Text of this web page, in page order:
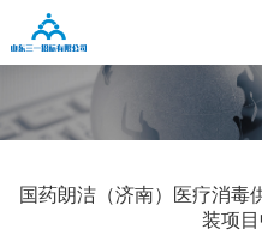
国药朗洁（济南）医疗消毒
装项